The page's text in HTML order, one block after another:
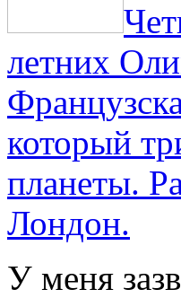
летних
который
планеты.
Лондон.
У меня